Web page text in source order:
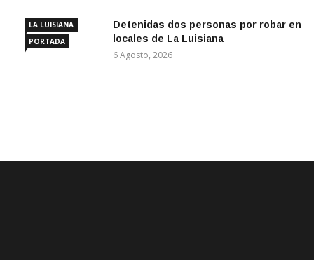
LA LUISIANA
PORTADA
Detenidas dos personas por robar en
locales de La Luisiana
6 Agosto, 2026